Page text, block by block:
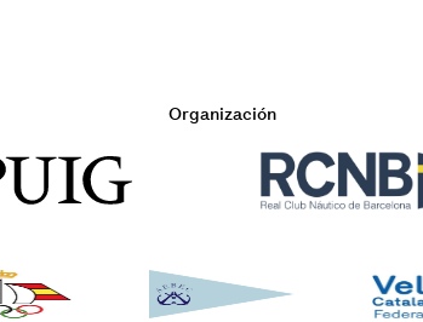
Organización